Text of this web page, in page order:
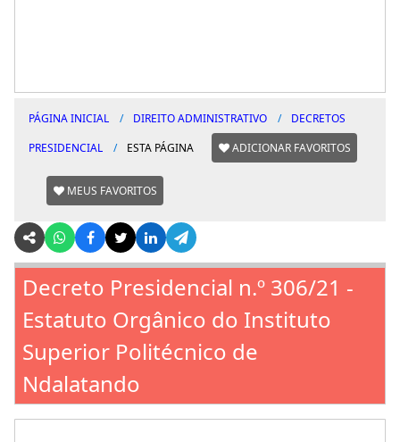
PÁGINA INICIAL DIREITO ADMINISTRATIVO
DECRETOS
PRESIDENCIAL
ESTA PÁGINA ADICIONAR FAVORITOS
MEUS FAVORITOS
Decreto Presidencial n.º 306/21 -
Estatuto Orgânico do Instituto
Superior Politécnico de
Ndalatando